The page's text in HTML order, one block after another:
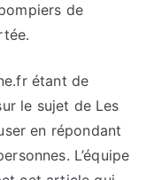
de
étant de
le sujet de Les
en répondant
L’équipe